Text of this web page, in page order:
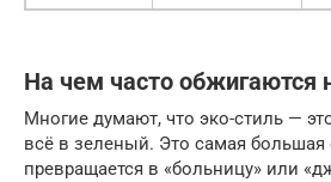
На чем часто обжигаются
Многие думают, что эко-стиль —
всё в зеленый. Это самая большая
превращается в «больницу» или